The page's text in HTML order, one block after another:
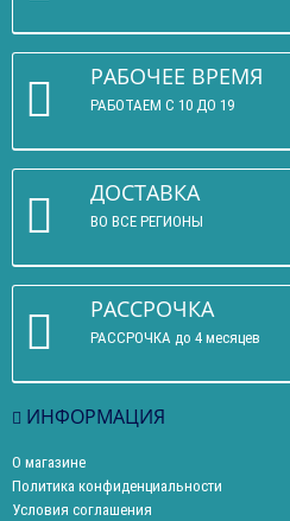
РАБОЧЕЕ ВРЕМЯ
РАБОТАЕМ С 10 ДО 19
ДОСТАВКА
ВО ВСЕ РЕГИОНЫ
РАССРОЧКА
РАССРОЧКА до 4 месяцев
ИНФОРМАЦИЯ
О магазине
Политика конфиденциальности
Условия соглашения